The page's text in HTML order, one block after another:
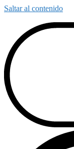
Saltar al contenido